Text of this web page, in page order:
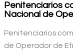
Penitenciarios
Nacional de
Penitenciarios
de Operador de